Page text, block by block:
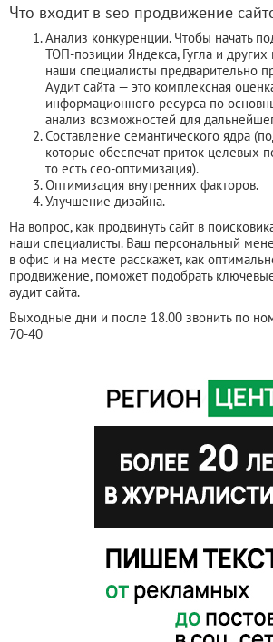
Что входит в seo продвижение
Анализ конкуренции. Чтобы начать
ТОП-позиции Яндекса, Гугла и
наши специалисты предварительно
Аудит сайта — это комплексная
информационного ресурса по
анализ возможностей для
Составление семантического ядра
которые обеспечат приток целевых
то есть сео-оптимизация).
Оптимизация внутренних факторов.
Улучшение дизайна.
На вопрос, как продвинуть сайт в
наши специалисты. Ваш персональный
в офис и на месте расскажет, как
продвижение, поможет подобрать
аудит сайта.
Выходные дни и после 18.00 звонить по
70-40